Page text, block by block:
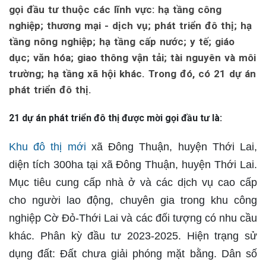
gọi đầu tư thuộc các lĩnh vực: hạ tầng công
nghiệp; thương mại - dịch vụ; phát triển đô thị; hạ
tầng nông nghiệp; hạ tầng cấp nước; y tế; giáo
dục; văn hóa; giao thông vận tải; tài nguyên và môi
trường; hạ tầng xã hội khác. Trong đó, có 21 dự án
phát triển đô thị.
21 dự án phát triển đô thị được mời gọi đầu tư là:
Khu đô thị mới xã Đông Thuận, huyện Thới Lai,
diện tích 300ha tại xã Đông Thuận, huyện Thới Lai.
Mục tiêu cung cấp nhà ở và các dịch vụ cao cấp
cho người lao động, chuyên gia trong khu công
nghiệp Cờ Đỏ-Thới Lai và các đối tượng có nhu cầu
khác. Phân kỳ đầu tư 2023-2025. Hiện trạng sử
dụng đất: Đất chưa giải phóng mặt bằng. Dân số